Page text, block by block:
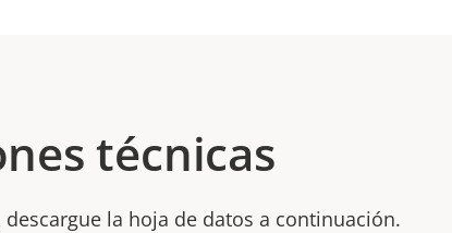
técnicas
la hoja de datos a continuación.